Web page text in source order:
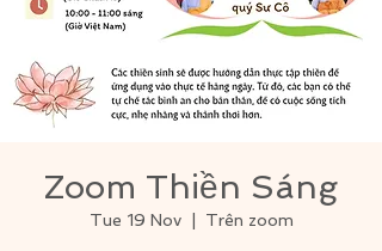
Zoom Thiền Sáng
Tue 19 Nov
  |
Trên zoom